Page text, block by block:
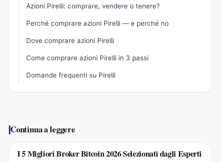
Azioni Pirelli: comprare, vendere o tenere?
Perché comprare azioni Pirelli — e perché no
Dove comprare azioni Pirelli
Come comprare azioni Pirelli in 3 passi
Domande frequenti su Pirelli
Continua a leggere
GUIDE CRIPTOVALUTE
I 5 Migliori Broker Bitcoin 2026 Selezionati dagli Esperti